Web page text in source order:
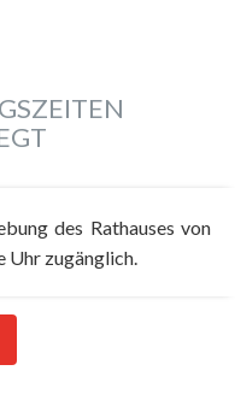
des Rathauses von
Uhr zugänglich.